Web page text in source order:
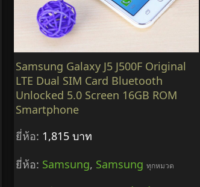
Samsung Galaxy J5 J500F Original
LTE Dual SIM Card Bluetooth
Unlocked 5.0 Screen 16GB ROM
Smartphone
ยี่ห้อ: 1,815 บาท
ยี่ห้อ: Samsung, Samsung ทุกหมวด